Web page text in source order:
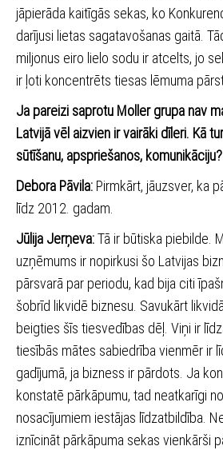
jāpierāda kaitīgās sekas, ko
darījusi lietas sagatavošanas gaitā.
miljonus eiro lielo sodu ir atcelts, jo
ir ļoti koncentrēts tiesas lēmuma
Ja pareizi saprotu Moller grupa nav
Latvijā vēl aizvien ir vairāki dīleri. Kā
sūtīšanu, apspriešanos, komunikāciju?
Debora Pāvila: Pirmkārt, jāuzsver, ka
līdz 2012. gadam.
Jūlija Jerņeva:Tā ir būtiska piebilde.
uzņēmums ir nopirkusi šo Latvijas
pārsvarā par periodu, kad bija citi
šobrīd likvidē biznesu. Savukārt
beigties šīs tiesvedības dēļ. Viņi ir
tiesībās mātes sabiedrība vienmēr ir
gadījumā, ja bizness ir pārdots. Ja
konstatē pārkāpumu, tad neatkarīgi
nosacījumiem iestājas līdzatbildība.
iznīcināt pārkāpuma sekas vienkārši